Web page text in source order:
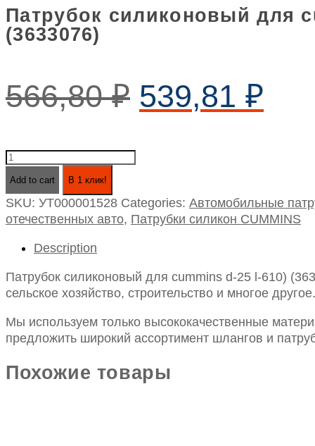
Патрубок силиконовый для
(3633076)
566,80₽ 539,81 ₽
Патрубок
cummins
d-
610)
(3633076)
quantity
Add to cart В 1 клик!
SKU: УТ000001528 Categories: Автомобильные
отечественных авто, Патрубки силикон CUMMINS
Description
Патрубок силиконовый для cummins d-25 l-610)
сельское хозяйство, строительство и многое
Мы используем только высококачественные
предложить широкий ассортимент шлангов и
Похожие товары